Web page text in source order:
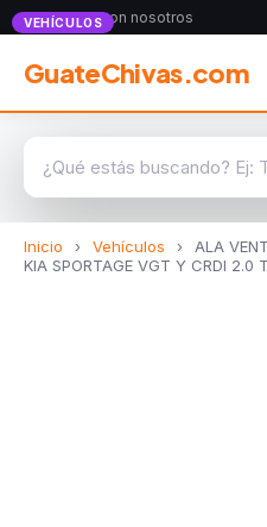
Anunciate con nosotros
GuateChivas.com
Inicio › Vehículos ›
ALA
KIA SPORTAGE VGT Y CRDI 2.0
VEHÍCULOS